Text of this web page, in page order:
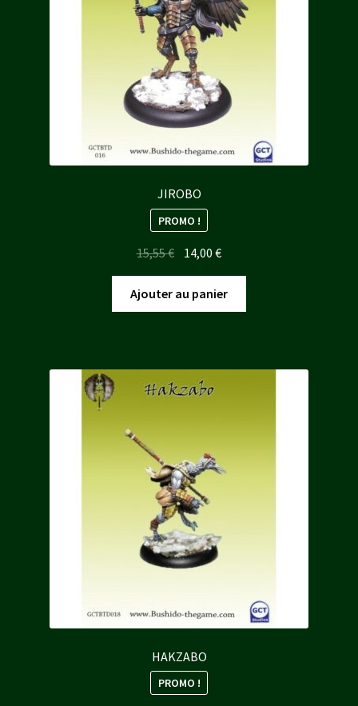
JIROBO
PROMO !
15,55€ Le
prix
initial
était :
14,00€Le
prix
actuel
est :
Ajouter au panier
HAKZABO
PROMO !